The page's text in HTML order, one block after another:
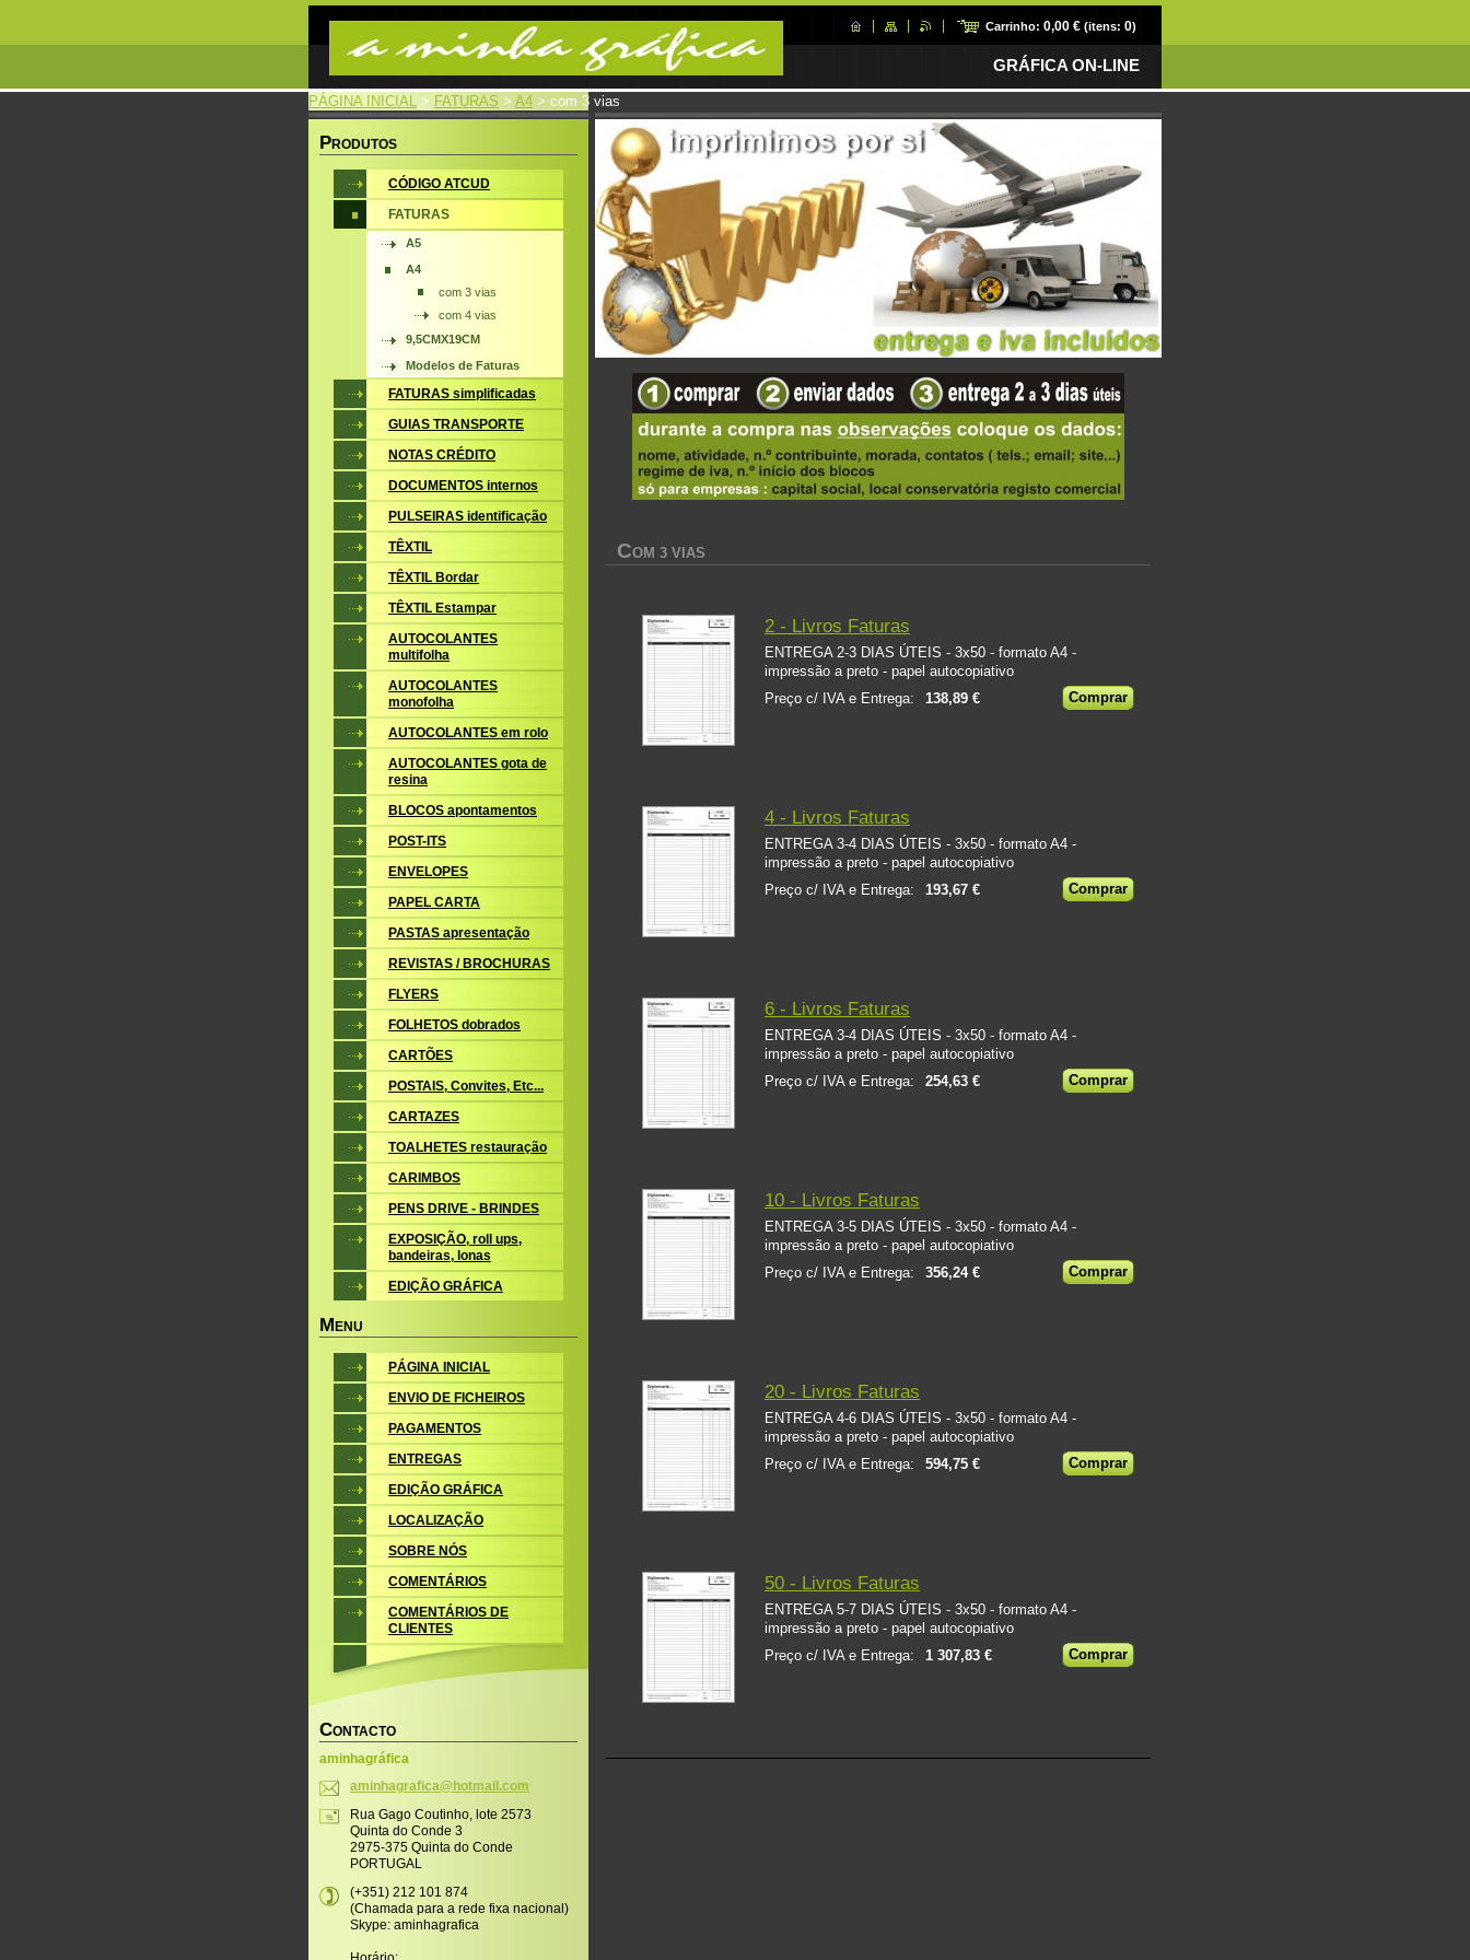
Carrinho: 0,00 € (itens: 0)
GRÁFICA ON-LINE
PÁGINA INICIAL > FATURAS > A4 > com 3 vias
COM 3 VIAS
2 - Livros Faturas
ENTREGA 2-3 DIAS ÚTEIS - 3x50 - formato A4 -
impressão a preto - papel autocopiativo
Preço c/ IVA e Entrega:
138,89 €
4 - Livros Faturas
ENTREGA 3-4 DIAS ÚTEIS - 3x50 - formato A4 -
impressão a preto - papel autocopiativo
Preço c/ IVA e Entrega:
193,67 €
6 - Livros Faturas
ENTREGA 3-4 DIAS ÚTEIS - 3x50 - formato A4 -
impressão a preto - papel autocopiativo
Preço c/ IVA e Entrega:
254,63 €
10 - Livros Faturas
ENTREGA 3-5 DIAS ÚTEIS - 3x50 - formato A4 -
impressão a preto - papel autocopiativo
Preço c/ IVA e Entrega:
356,24 €
20 - Livros Faturas
ENTREGA 4-6 DIAS ÚTEIS - 3x50 - formato A4 -
impressão a preto - papel autocopiativo
Preço c/ IVA e Entrega:
594,75 €
50 - Livros Faturas
ENTREGA 5-7 DIAS ÚTEIS - 3x50 - formato A4 -
impressão a preto - papel autocopiativo
Preço c/ IVA e Entrega:
1 307,83 €
PRODUTOS
CÓDIGO ATCUD
FATURAS
A5
A4
com 3 vias
com 4 vias
9,5CMX19CM
Modelos de Faturas
FATURAS simplificadas
GUIAS TRANSPORTE
NOTAS CRÉDITO
DOCUMENTOS internos
PULSEIRAS identificação
TÊXTIL
TÊXTIL Bordar
TÊXTIL Estampar
AUTOCOLANTES
multifolha
AUTOCOLANTES
monofolha
AUTOCOLANTES em rolo
AUTOCOLANTES gota de
resina
BLOCOS apontamentos
POST-ITS
ENVELOPES
PAPEL CARTA
PASTAS apresentação
REVISTAS / BROCHURAS
FLYERS
FOLHETOS dobrados
CARTÕES
POSTAIS, Convites, Etc...
CARTAZES
TOALHETES restauração
CARIMBOS
PENS DRIVE - BRINDES
EXPOSIÇÃO, roll ups,
bandeiras, lonas
EDIÇÃO GRÁFICA
M ENU
PÁGINA INICIAL
ENVIO DE FICHEIROS
PAGAMENTOS
ENTREGAS
EDIÇÃO GRÁFICA
LOCALIZAÇÃO
SOBRE NÓS
COMENTÁRIOS
COMENTÁRIOS DE
CLIENTES
CONTACTO
aminhagráfica
aminhagrafica@hotmail.com
Rua Gago Coutinho, lote 2573
Quinta do Conde 3
2975-375 Quinta do Conde
PORTUGAL
(+351) 212 101 874
(Chamada para a rede fixa nacional)
Skype: aminhagrafica